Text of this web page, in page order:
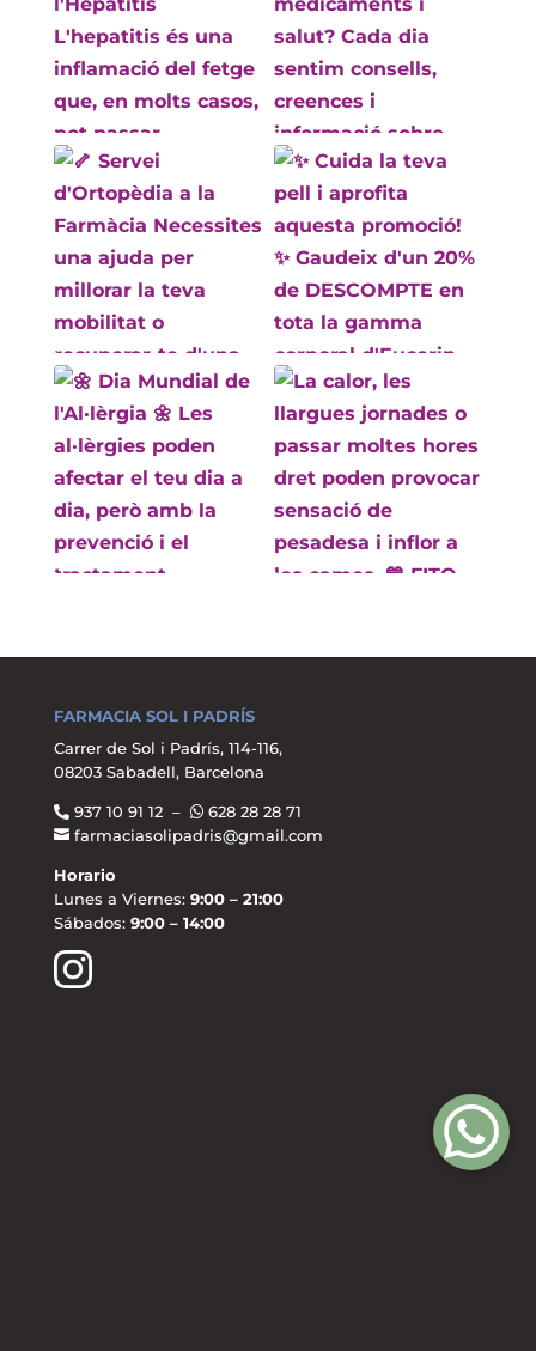
FARMACIA SOL I PADRÍS
Carrer de Sol i Padrís, 114-116,
08203 Sabadell, Barcelona
937 10 91 12 –
628 28 28 71
farmaciasolipadris@gmail.com
Horario
Lunes a Viernes: 9:00 – 21:00
Sábados: 9:00 – 14:00